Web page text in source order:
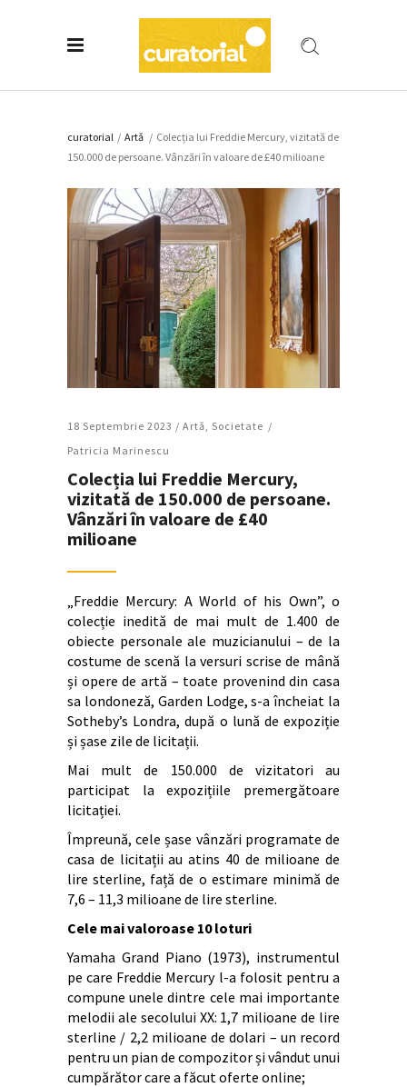
curatorial / Artǎ / Colecția lui Freddie Mercury, vizitată de
150.000 de persoane. Vânzări în valoare de £40 milioane
18 Septembrie 2023 / Artǎ Societate
Patricia Marinescu
Colecția lui Freddie Mercury,
vizitată de 150.000 de persoane.
Vânzări în valoare de £40
milioane
„Freddie Mercury: A World of his Own”, o
colecție inedită de mai mult de 1.400 de
obiecte personale ale muzicianului – de la
costume de scenă la versuri scrise de mână
și opere de artă – toate provenind din casa
sa londoneză, Garden Lodge, s-a încheiat la
Sotheby’s Londra, după o lună de expoziție
și șase zile de licitații.
Mai mult de 150.000 de vizitatori au
participat la expozițiile premergătoare
licitației.
Împreună, cele șase vânzări programate de
casa de licitații au atins 40 de milioane de
lire sterline, față de o estimare minimă de
7,6 – 11,3 milioane de lire sterline.
Cele mai valoroase 10 loturi
Yamaha Grand Piano (1973), instrumentul
pe care Freddie Mercury l-a folosit pentru a
compune unele dintre cele mai importante
melodii ale secolului XX: 1,7 milioane de lire
sterline / 2,2 milioane de dolari – un record
pentru un pian de compozitor și vândut unui
cumpărător care a făcut oferte online;